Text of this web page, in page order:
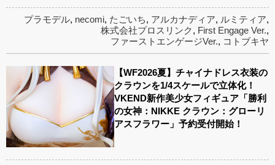
プラモデル, necomi, たごいち, アルカナディア, ルミティア,
株式会社プロスリンク, First Engage Ver.,
ファーストエンゲージVer., コトブキヤ
【WF2026夏】チャイナドレス衣装の
クラウンを1/4スケールで立体化！
VKEND新作美少女フィギュア「勝利
の女神：NIKKE クラウン：グローリ
アスフラワー」予約受付開始！